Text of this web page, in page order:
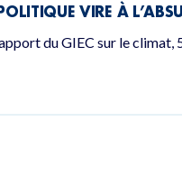
VIRE À
du GIEC sur le climat,